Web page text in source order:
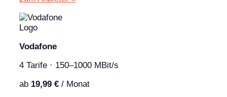
Vodafone
4 Tarife · 150–1000 MBit/s
ab 19,99 € / Monat